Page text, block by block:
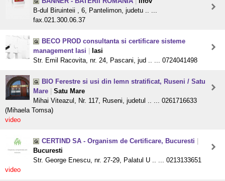
B-dul Biruinteii , 6, Pantelimon, judetu .. ...
fax.021.300.06.37
BECO PROD consultanta si certificare sisteme
management Iasi
Iasi
Str. Emil Racovita, nr. 24, Pascani, jud .. ... 0724041498
BIO Ferestre si usi din lemn stratificat, Ruseni / Satu
Mare
Satu Mare
Mihai Viteazul, Nr. 117, Ruseni, judetul .. ... 0261716633
(Mihaela Tomsa)
video
CERTIND SA - Organism de Certificare, Bucuresti
Bucuresti
Str. George Enescu, nr. 27-29, Palatul U .. ... 0213133651
video